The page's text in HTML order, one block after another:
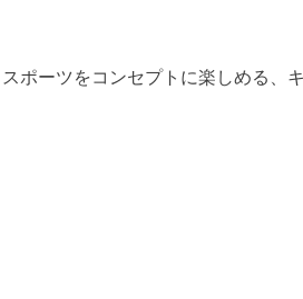
ポーツをコンセプトに楽しめる、